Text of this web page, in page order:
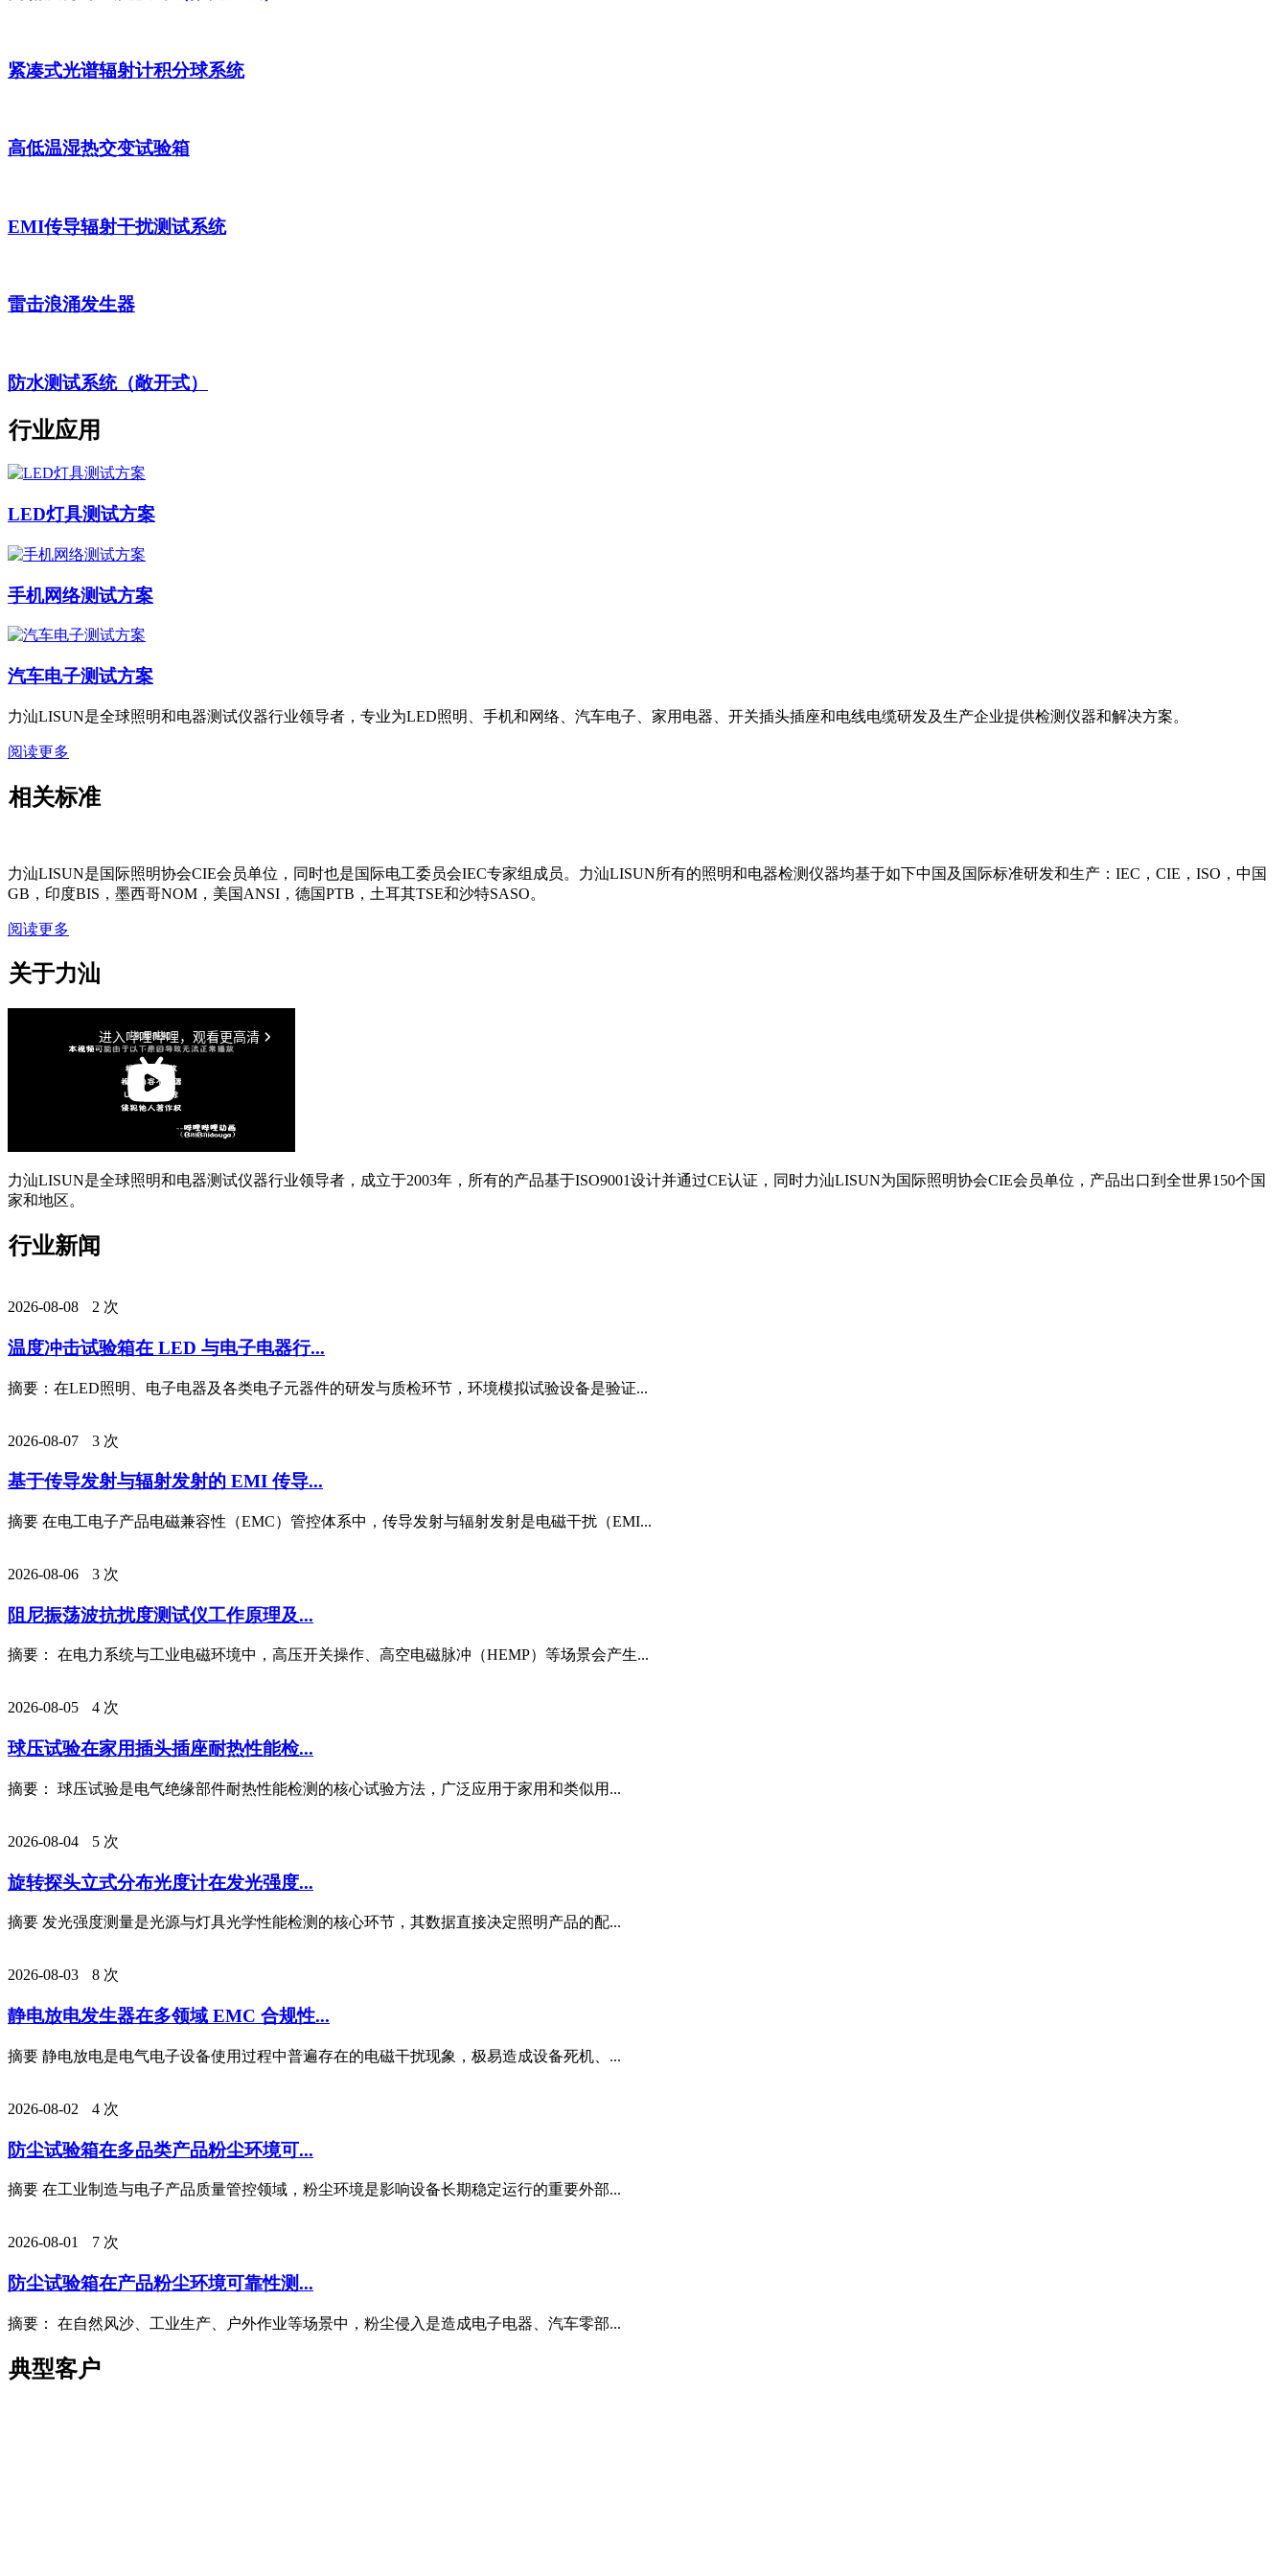
紧凑式光谱辐射计积分球系统
高低温湿热交变试验箱
EMI传导辐射干扰测试系统
雷击浪涌发生器
防水测试系统（敞开式）
行业应用
LED灯具测试方案
手机网络测试方案
汽车电子测试方案
力汕LISUN是全球照明和电器测试仪器行业领导者，专业为LED照明、手机和网络、汽车电子、家用电器、开关插头插座和电线电缆研发及生产企业提供检测仪器和解决方案。
阅读更多
相关标准
力汕LISUN是国际照明协会CIE会员单位，同时也是国际电工委员会IEC专家组成员。力汕LISUN所有的照明和电器检测仪器均基于如下中国及国际标准研发和生产：IEC，CIE，ISO，中国
GB，印度BIS，墨西哥NOM，美国ANSI，德国PTB，土耳其TSE和沙特SASO。
阅读更多
关于力汕
力汕LISUN是全球照明和电器测试仪器行业领导者，成立于2003年，所有的产品基于ISO9001设计并通过CE认证，同时力汕LISUN为国际照明协会CIE会员单位，产品出口到全世界150个国
家和地区。
行业新闻
2026-08-08 2 次
温度冲击试验箱在 LED 与电子电器行...
摘要：在LED照明、电子电器及各类电子元器件的研发与质检环节，环境模拟试验设备是验证...
2026-08-07 3 次
基于传导发射与辐射发射的 EMI 传导...
摘要 在电工电子产品电磁兼容性（EMC）管控体系中，传导发射与辐射发射是电磁干扰（EMI...
2026-08-06 3 次
阻尼振荡波抗扰度测试仪工作原理及...
摘要： 在电力系统与工业电磁环境中，高压开关操作、高空电磁脉冲（HEMP）等场景会产生...
2026-08-05 4 次
球压试验在家用插头插座耐热性能检...
摘要： 球压试验是电气绝缘部件耐热性能检测的核心试验方法，广泛应用于家用和类似用...
2026-08-04 5 次
旋转探头立式分布光度计在发光强度...
摘要 发光强度测量是光源与灯具光学性能检测的核心环节，其数据直接决定照明产品的配...
2026-08-03 8 次
静电放电发生器在多领域 EMC 合规性...
摘要 静电放电是电气电子设备使用过程中普遍存在的电磁干扰现象，极易造成设备死机、...
2026-08-02 4 次
防尘试验箱在多品类产品粉尘环境可...
摘要 在工业制造与电子产品质量管控领域，粉尘环境是影响设备长期稳定运行的重要外部...
2026-08-01 7 次
防尘试验箱在产品粉尘环境可靠性测...
摘要： 在自然风沙、工业生产、户外作业等场景中，粉尘侵入是造成电子电器、汽车零部...
典型客户